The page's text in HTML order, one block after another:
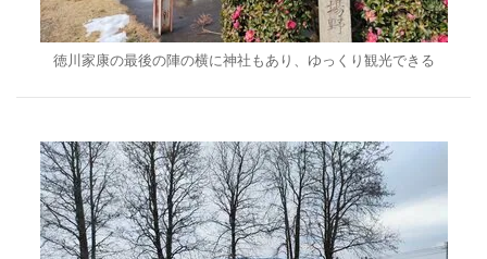
徳川家康の最後の陣の横に神社もあり、ゆっくり観光できる